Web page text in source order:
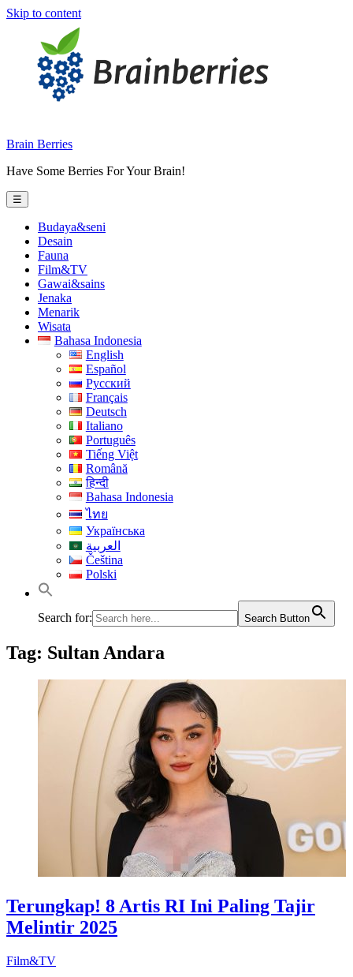
Skip to content
Brain Berries
Have Some Berries For Your Brain!
☰
Budaya&seni
Desain
Fauna
Film&TV
Gawai&sains
Jenaka
Menarik
Wisata
Bahasa Indonesia
English
Español
Русский
Français
Deutsch
Italiano
Português
Tiếng Việt
Română
हिन्दी
Bahasa Indonesia
ไทย
Українська
العربية
Čeština
Polski
Search for: Search Button
Tag: Sultan Andara
Terungkap! 8 Artis RI Ini Paling Tajir
Melintir 2025
Film&TV